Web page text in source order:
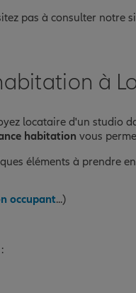
pas à consulter notre
à
locataire d'un studio
habitation vous
éléments à prendre
occupant...)